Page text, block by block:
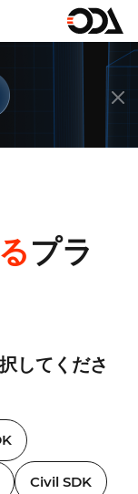
プラ
してくださ
Civil SDK